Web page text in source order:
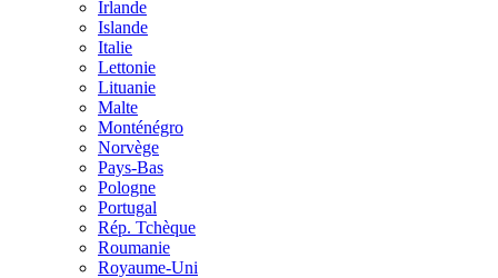
Irlande
Islande
Italie
Lettonie
Lituanie
Malte
Monténégro
Norvège
Pays-Bas
Pologne
Portugal
Rép. Tchèque
Roumanie
Royaume-Uni